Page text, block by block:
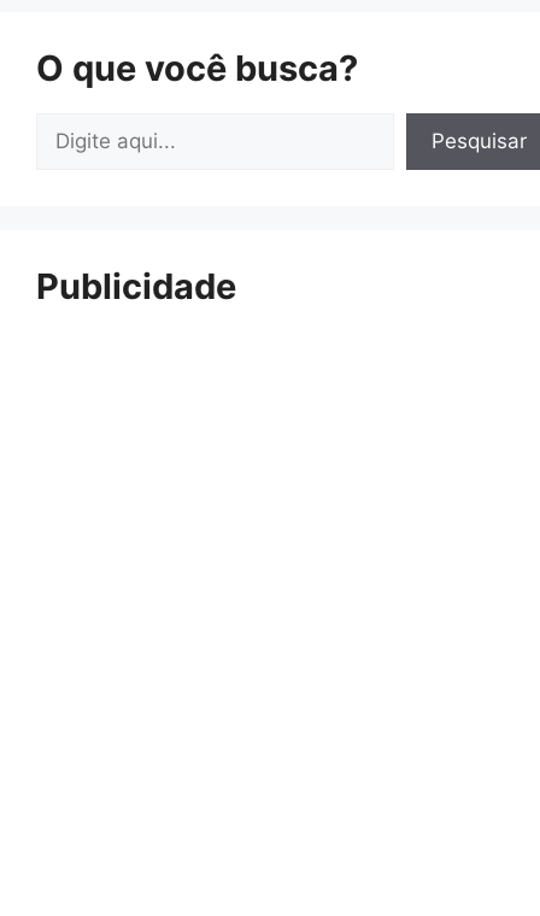
O que você busca?
Pesquisar
Publicidade